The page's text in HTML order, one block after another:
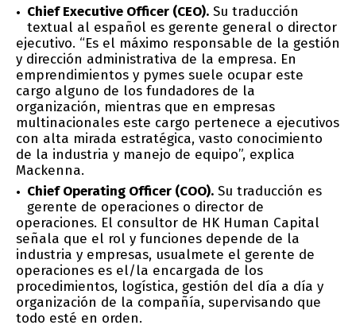
Chief Executive Officer (CEO). Su traducción
textual al español es gerente general o director
ejecutivo. “Es el máximo responsable de la gestión
y dirección administrativa de la empresa. En
emprendimientos y pymes suele ocupar este
cargo alguno de los fundadores de la
organización, mientras que en empresas
multinacionales este cargo pertenece a ejecutivos
con alta mirada estratégica, vasto conocimiento
de la industria y manejo de equipo”, explica
Mackenna.
Chief Operating Officer (COO). Su traducción es
gerente de operaciones o director de
operaciones. El consultor de HK Human Capital
señala que el rol y funciones depende de la
industria y empresas, usualmete el gerente de
operaciones es el/la encargada de los
procedimientos, logística, gestión del día a día y
organización de la compañía, supervisando que
todo esté en orden.